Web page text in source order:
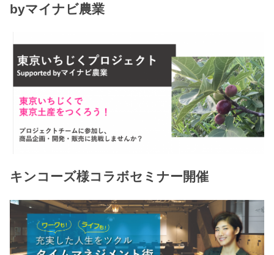
byマイナビ農業
キンコーズ様コラボセミナー開催